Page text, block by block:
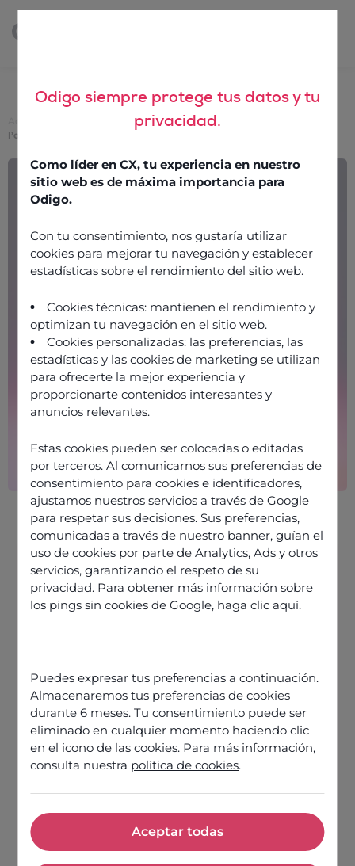
Odigo siempre protege tus datos y tu
privacidad.
Como líder en CX, tu experiencia en nuestro
sitio web es de máxima importancia para
Odigo.
Con tu consentimiento, nos gustaría utilizar
cookies para mejorar tu navegación y establecer
estadísticas sobre el rendimiento del sitio web.
Cookies técnicas: mantienen el rendimiento y
optimizan tu navegación en el sitio web.
Cookies personalizadas: las preferencias, las
estadísticas y las cookies de marketing se utilizan
para ofrecerte la mejor experiencia y
proporcionarte contenidos interesantes y
anuncios relevantes.
Estas cookies pueden ser colocadas o editadas
por terceros. Al comunicarnos sus preferencias de
consentimiento para cookies e identificadores,
ajustamos nuestros servicios a través de Google
para respetar sus decisiones. Sus preferencias,
comunicadas a través de nuestro banner, guían el
uso de cookies por parte de Analytics, Ads y otros
servicios, garantizando el respeto de su
privacidad. Para obtener más información sobre
los pings sin cookies de Google, haga clic aquí.
Puedes expresar tus preferencias a continuación.
Almacenaremos tus preferencias de cookies
durante 6 meses. Tu consentimiento puede ser
eliminado en cualquier momento haciendo clic
en el icono de las cookies. Para más información,
consulta nuestra política de cookies.
Aceptar todas
Aceptar todas
Concevez des parcours client d’exception grâce à
l’orchestration de vos IA
Concevez des parcours
client d’exception grâce à
l’orchestration de vos IA
3 avril 2024
Optimisez vos solutions de bots
classiques avec Odigo AI
pour combler ces lacunes
Les 4 grands piliers de
l’orchestration des outils IA
Cas d’usage : préqualifier pour
diminuer le temps de traitement
pour votre activité
Ce qui différencie Odigo des autres